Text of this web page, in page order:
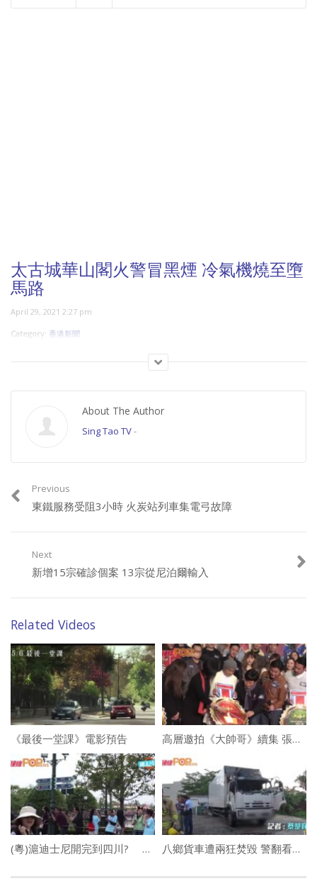
太古城華山閣火警冒黑煙 冷氣機燒至墮
馬路
April 29, 2021 2:27 pm
Category: 香港新聞
About The Author
Sing Tao TV-
Previous
東鐵服務受阻3小時 火炭站列車集電弓故障
Next
新增15宗確診個案 13宗從尼泊爾輸入
Related Videos
《最後一堂課》電影預告 高層邀拍《大帥哥》續集 張衛健：要時間醞釀角色
(粵)滬迪士尼開完到四川? 傳內地再建樂園 八鄉貨車遭兩狂焚毀 警翻看「天眼」緝兇